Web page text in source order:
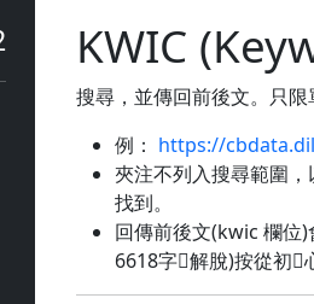
KWIC
搜尋，並傳回前後文。只限
例： https://
夾注不列入搜尋範圍
找到。
回傳前後文(kwic 欄位
6618字⋯解脫)按從初